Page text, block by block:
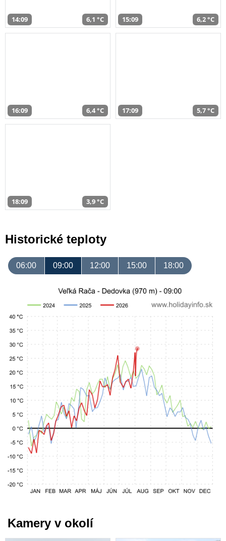
14:09 6,1 °C 15:09 6,2 °C
16:09 6,4 °C 17:09 5,7 °C
18:09 3,9 °C
Historické teploty
06:00 09:00 12:00 15:00 18:00
Kamery v okolí